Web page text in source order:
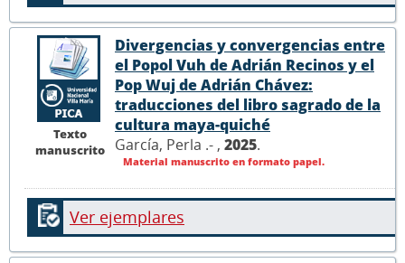
Texto
manuscrito
Divergencias y convergencias entre
el Popol Vuh de Adrián Recinos y el
Pop Wuj de Adrián Chávez:
traducciones del libro sagrado de la
cultura maya-quiché
García, Perla .- , 2025.
Material manuscrito en formato papel.
Ver ejemplares